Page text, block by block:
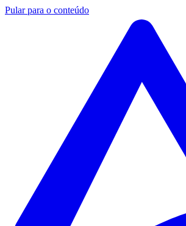
Pular para o conteúdo